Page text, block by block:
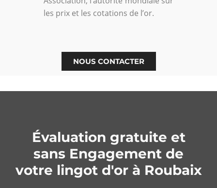
les prix et les cotations de l’or.
NOUS CONTACTER
Évaluation gratuite et
sans Engagement de
votre lingot d'or à Roubaix